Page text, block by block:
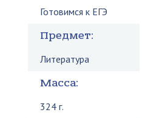
Готовимся к ЕГЭ
Предмет:
Литература
Масса:
324 г.